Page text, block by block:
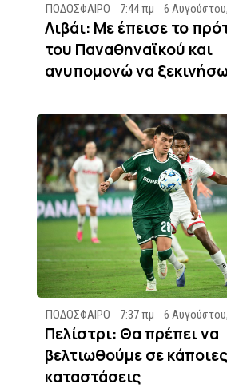
ΠΟΔΟΣΦΑΙΡΟ 7:44 πμ 6
Λιβάι: Με έπεισε το
του Παναθηναϊκού και
ανυπομονώ να
ΠΟΔΟΣΦΑΙΡΟ 7:37 πμ 6
Πελίστρι: Θα πρέπει να
βελτιωθούμε σε κάποιες
καταστάσεις